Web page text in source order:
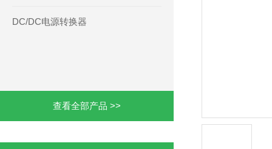
DC/DC电源转换器
查看全部产品 >>